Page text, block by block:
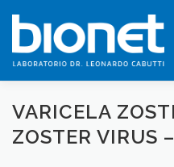
contenido
QUIENES SOMOS
VARICELA
ZOSTER VIRUS